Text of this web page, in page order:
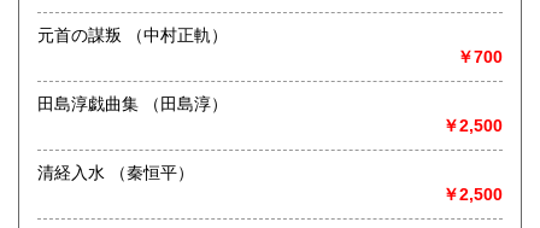
元首の謀叛 （中村正軌）
￥700
田島淳戯曲集 （田島淳）
￥2,500
清経入水 （秦恒平）
￥2,500